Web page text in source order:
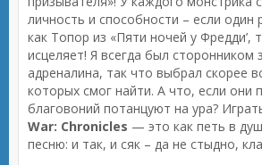
личность и способности – если один
как Топор из «Пяти ночей у Фредди’,
исцеляет! Я всегда был сторонником
адреналина, так что выбрал скорее
которых смог найти. А что, если они
благовоний потанцуют на ура?
War: Chronicles — это как петь в
песню: и так, и сяк – да не стыдно,